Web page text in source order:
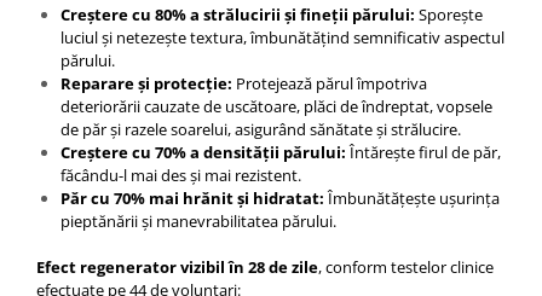
Creștere cu 80% a strălucirii și fineții părului: Sporește
luciul și netezește textura, îmbunătățind semnificativ aspectul
părului.
Reparare și protecție: Protejează părul împotriva
deteriorării cauzate de uscătoare, plăci de îndreptat, vopsele
de păr și razele soarelui, asigurând sănătate și strălucire.
Creștere cu 70% a densității părului:Întărește firul de păr,
făcându-l mai des și mai rezistent.
Păr cu 70% mai hrănit și hidratat:Îmbunătățește ușurința
pieptănării și manevrabilitatea părului.
Efect regenerator vizibil în 28 de zile, conform testelor clinice
efectuate pe 44 de voluntari: